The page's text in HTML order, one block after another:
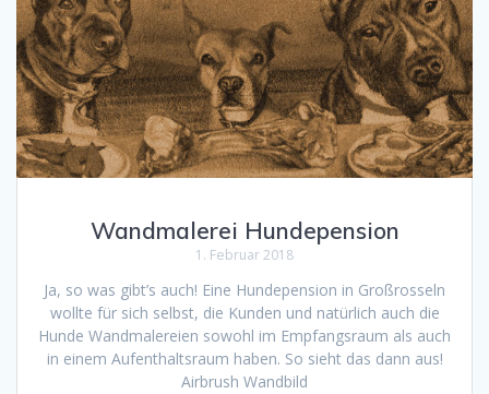
Wandmalerei Hundepension
1. Februar 2018
Ja, so was gibt’s auch! Eine Hundepension in Großrosseln
wollte für sich selbst, die Kunden und natürlich auch die
Hunde Wandmalereien sowohl im Empfangsraum als auch
in einem Aufenthaltsraum haben. So sieht das dann aus!
Airbrush Wandbild